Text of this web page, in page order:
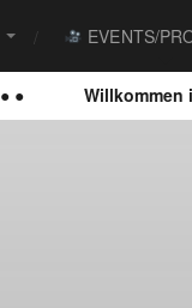
EVENTS/
Willkommen im